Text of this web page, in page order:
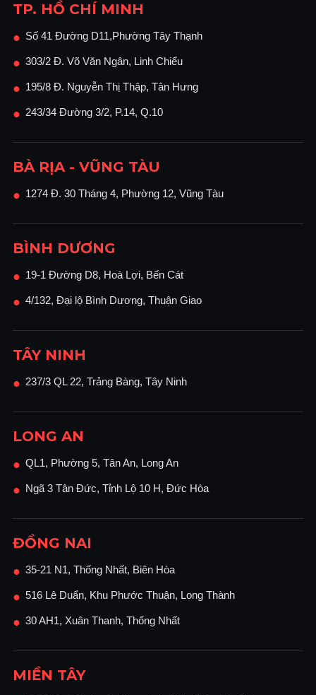
TP. HỒ CHÍ MINH
● Số 41 Đường D11,Phường Tây Thạnh
● 303/2 Đ. Võ Văn Ngân, Linh Chiểu
● 195/8 Đ. Nguyễn Thị Thập, Tân Hưng
● 243/34 Đường 3/2, P.14, Q.10
BÀ RỊA - VŨNG TÀU
● 1274 Đ. 30 Tháng 4, Phường 12, Vũng Tàu
BÌNH DƯƠNG
● 19-1 Đường D8, Hoà Lợi, Bến Cát
● 4/132, Đại lộ Bình Dương, Thuận Giao
TÂY NINH
● 237/3 QL 22, Trảng Bàng, Tây Ninh
LONG AN
● QL1, Phường 5, Tân An, Long An
● Ngã 3 Tân Đức, Tỉnh Lộ 10 H, Đức Hòa
ĐỒNG NAI
● 35-21 N1, Thống Nhất, Biên Hòa
● 516 Lê Duẩn, Khu Phước Thuận, Long Thành
● 30 AH1, Xuân Thanh, Thống Nhất
MIỀN TÂY